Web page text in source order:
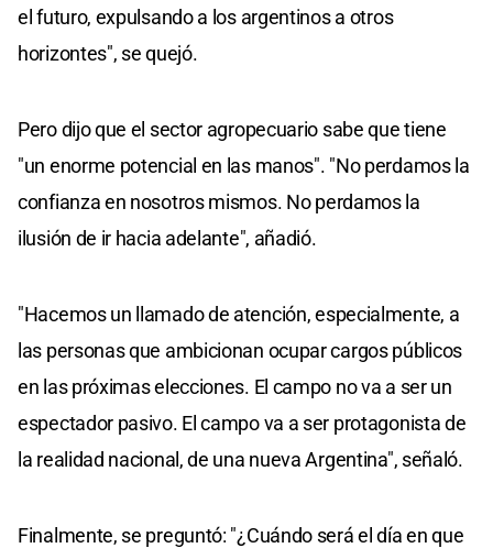
el futuro, expulsando a los argentinos a otros
horizontes", se quejó.
Pero dijo que el sector agropecuario sabe que tiene
"un enorme potencial en las manos". "No perdamos la
confianza en nosotros mismos. No perdamos la
ilusión de ir hacia adelante", añadió.
"Hacemos un llamado de atención, especialmente, a
las personas que ambicionan ocupar cargos públicos
en las próximas elecciones. El campo no va a ser un
espectador pasivo. El campo va a ser protagonista de
la realidad nacional, de una nueva Argentina", señaló.
Finalmente, se preguntó: "¿Cuándo será el día en que